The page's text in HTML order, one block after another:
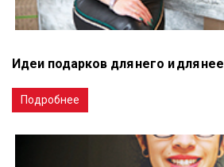
Идеи подарков для него и для нее
Подробнее